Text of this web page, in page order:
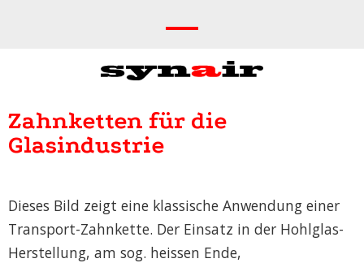
Zahnketten für die
Glasindustrie
Dieses Bild zeigt eine klassische Anwendung einer
Transport-Zahnkette. Der Einsatz in der Hohlglas-
Herstellung, am sog. heissen Ende,
Anlagenbau